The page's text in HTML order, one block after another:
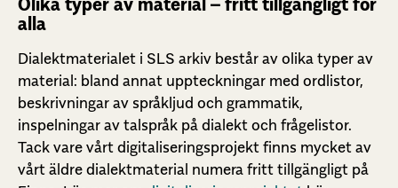
alla
Dialektmaterialet i SLS arkiv består av olika typer av
material: bland annat uppteckningar med ordlistor,
beskrivningar av språkljud och grammatik,
inspelningar av talspråk på dialekt och frågelistor.
Tack vare vårt digitaliseringsprojekt finns mycket av
vårt äldre dialektmaterial numera fritt tillgängligt på